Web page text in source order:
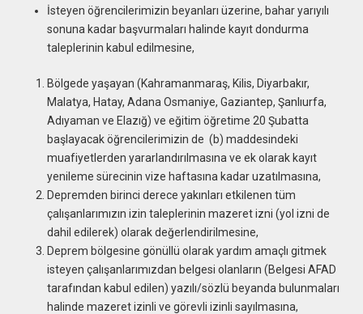
İsteyen öğrencilerimizin beyanları üzerine, bahar yarıyılı
sonuna kadar başvurmaları halinde kayıt dondurma
taleplerinin kabul edilmesine,
Bölgede yaşayan (Kahramanmaraş, Kilis, Diyarbakır,
Malatya, Hatay, Adana Osmaniye, Gaziantep, Şanlıurfa,
Adıyaman ve Elazığ) ve eğitim öğretime 20 Şubatta
başlayacak öğrencilerimizin de (b) maddesindeki
muafiyetlerden yararlandırılmasına ve ek olarak kayıt
yenileme sürecinin vize haftasına kadar uzatılmasına,
Depremden birinci derece yakınları etkilenen tüm
çalışanlarımızın izin taleplerinin mazeret izni (yol izni de
dahil edilerek) olarak değerlendirilmesine,
Deprem bölgesine gönüllü olarak yardım amaçlı gitmek
isteyen çalışanlarımızdan belgesi olanların (Belgesi AFAD
tarafından kabul edilen) yazılı/sözlü beyanda bulunmaları
halinde mazeret izinli ve görevli izinli sayılmasına,